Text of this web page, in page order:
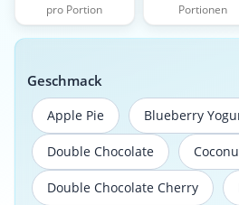
pro Portion Portionen
Geschmack
Apple PieApple Pie Blueberry
Double Chocolate
Double Chocolate
Double Chocolate Cherry
Double Chocolate